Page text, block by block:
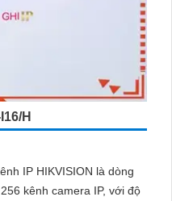
H
IP HIKVISION là dòng
kênh camera IP, với độ